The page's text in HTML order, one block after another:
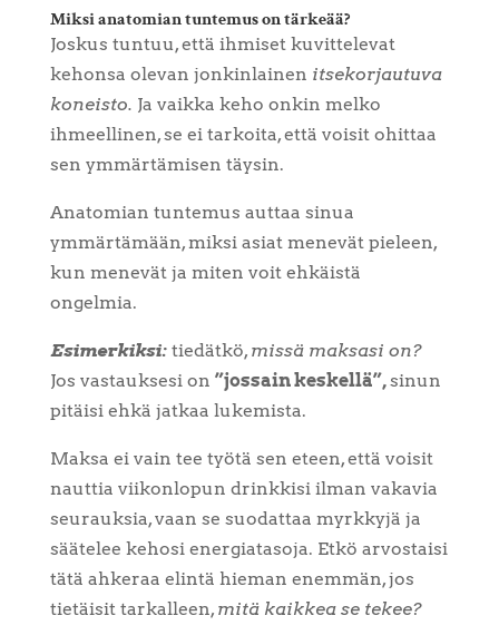
Miksi anatomian tuntemus on tärkeää?
Joskus tuntuu, että ihmiset kuvittelevat
kehonsa olevan jonkinlainen itsekorjautuva
koneisto. Ja vaikka keho onkin melko
ihmeellinen, se ei tarkoita, että voisit ohittaa
sen ymmärtämisen täysin.
Anatomian tuntemus auttaa sinua
ymmärtämään, miksi asiat menevät pieleen,
kun menevät ja miten voit ehkäistä
ongelmia.
Esimerkiksi: tiedätkö, missä maksasi on?
Jos vastauksesi on ”jossain keskellä”,sinun
pitäisi ehkä jatkaa lukemista.
Maksa ei vain tee työtä sen eteen, että voisit
nauttia viikonlopun drinkkisi ilman vakavia
seurauksia, vaan se suodattaa myrkkyjä ja
säätelee kehosi energiatasoja. Etkö arvostaisi
tätä ahkeraa elintä hieman enemmän, jos
tietäisit tarkalleen, mitä kaikkea se tekee?